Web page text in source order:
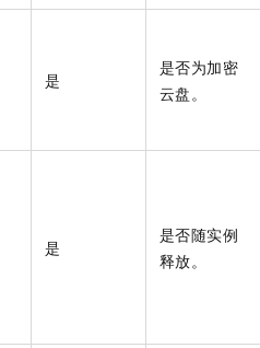
是
是否为加密
云盘。
是
是否随实例
释放。